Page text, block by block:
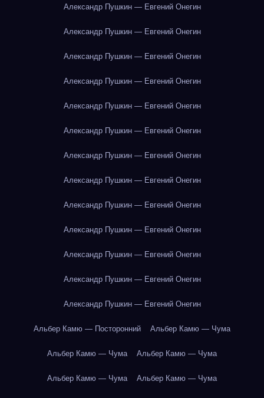
Александр Пушкин — Евгений Онегин
Александр Пушкин — Евгений Онегин
Александр Пушкин — Евгений Онегин
Александр Пушкин — Евгений Онегин
Александр Пушкин — Евгений Онегин
Александр Пушкин — Евгений Онегин
Александр Пушкин — Евгений Онегин
Александр Пушкин — Евгений Онегин
Александр Пушкин — Евгений Онегин
Александр Пушкин — Евгений Онегин
Александр Пушкин — Евгений Онегин
Александр Пушкин — Евгений Онегин
Александр Пушкин — Евгений Онегин
Альбер Камю — Посторонний Альбер Камю — Чума
Альбер Камю — Чума Альбер Камю — Чума
Альбер Камю — Чума Альбер Камю — Чума